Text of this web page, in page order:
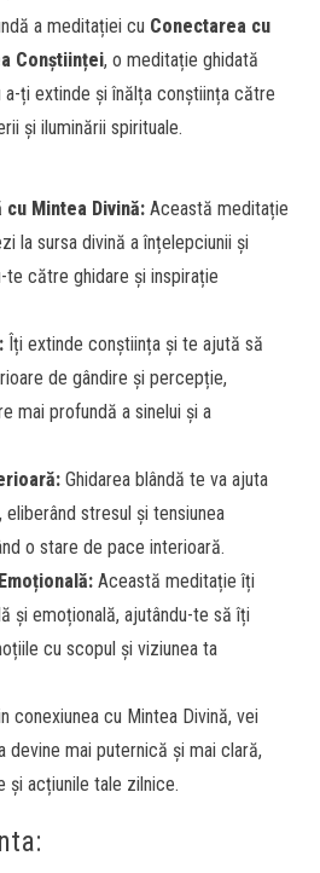
a meditației cu Conectarea cu
Conștiinței, o meditație ghidată
ți extinde și înălța conștiința către
și iluminării spirituale.
Mintea Divină: Această meditație
la sursa divină a înțelepciunii și
te către ghidare și inspirație
Îți extinde conștiința și te ajută să
de gândire și percepție,
mai profundă a sinelui și a
Ghidarea blândă te va ajuta
stresul și tensiunea
o stare de pace interioară.
Această meditație îți
și emoțională, ajutându-te să îți
cu scopul și viziunea ta
conexiunea cu Mintea Divină, vei
devine mai puternică și mai clară,
și acțiunile tale zilnice.